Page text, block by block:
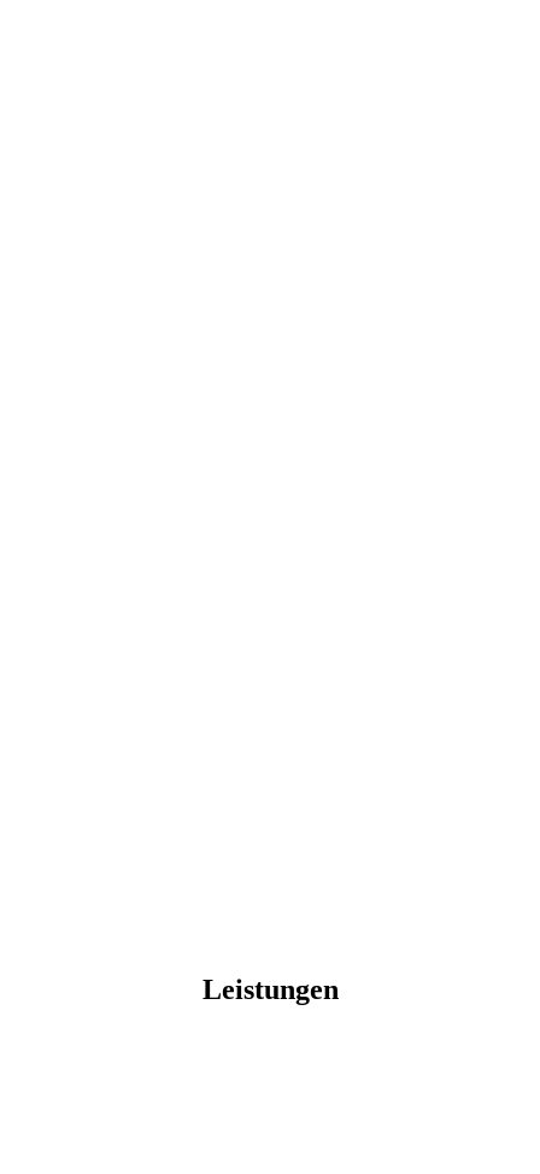
Leistungen